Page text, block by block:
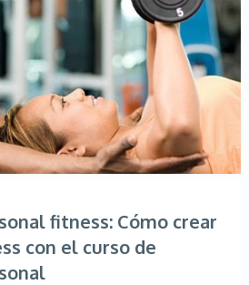
fitness: Cómo crear
con el curso de